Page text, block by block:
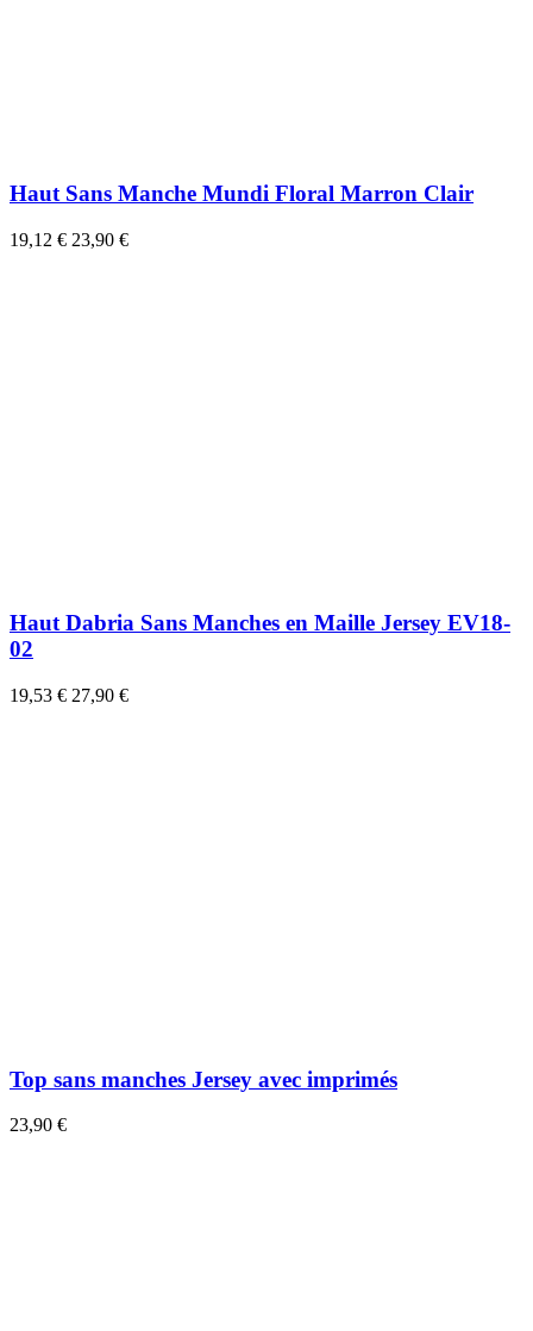
Haut Sans Manche Mundi Floral Marron Clair
19,12 € 23,90 €
Haut Dabria Sans Manches en Maille Jersey EV18-
02
19,53 € 27,90 €
Top sans manches Jersey avec imprimés
23,90 €